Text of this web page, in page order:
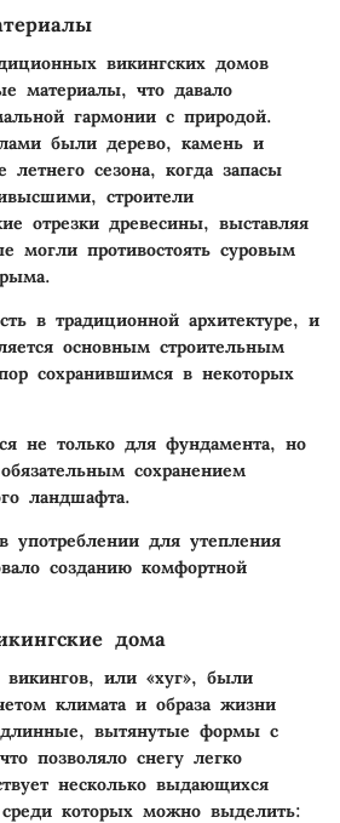
викингских домов
материалы, что давало
гармонии с природой.
были дерево, камень и
летнего сезона, когда запасы
строители
отрезки древесины, выставляя
могли противостоять суровым
в традиционной архитектуре, и
основным строительным
сохранившимся в некоторых
не только для фундамента, но
сохранением
ландшафта.
употреблении для утепления
созданию комфортной
дома
или «хуг», были
климата и образа жизни
вытянутые формы с
позволяло снегу легко
несколько выдающихся
которых можно выделить: